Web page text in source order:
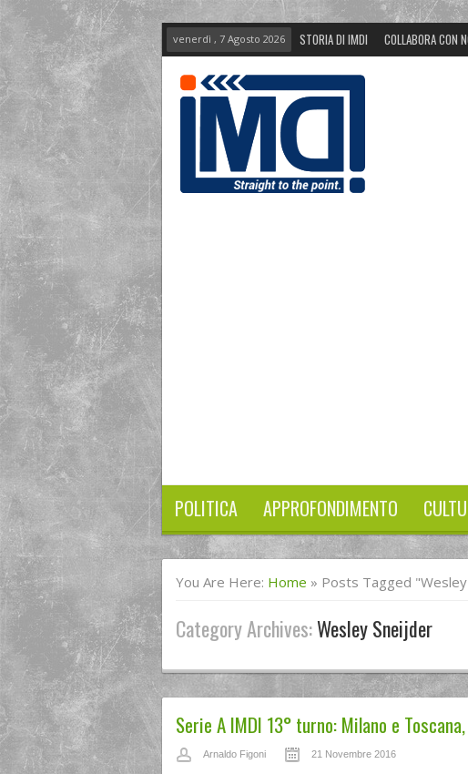
venerdì , 7 Agosto 2026 STORIA DI IMDI COLLABORA CON
POLITICA APPROFONDIMENTO
You Are Here: Home » Posts Tagged
Category Archives:Wesley Sneijder
Serie A IMDI 13° turno: Milano e
Arnaldo Figoni 21 Novembre 2016